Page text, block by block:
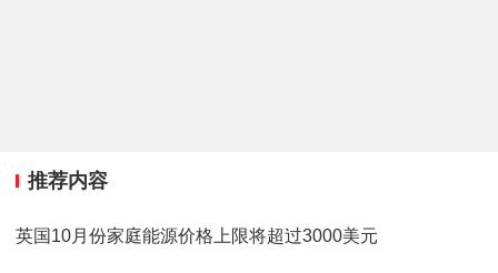
推荐内容
英国10月份家庭能源价格上限将超过3000美元